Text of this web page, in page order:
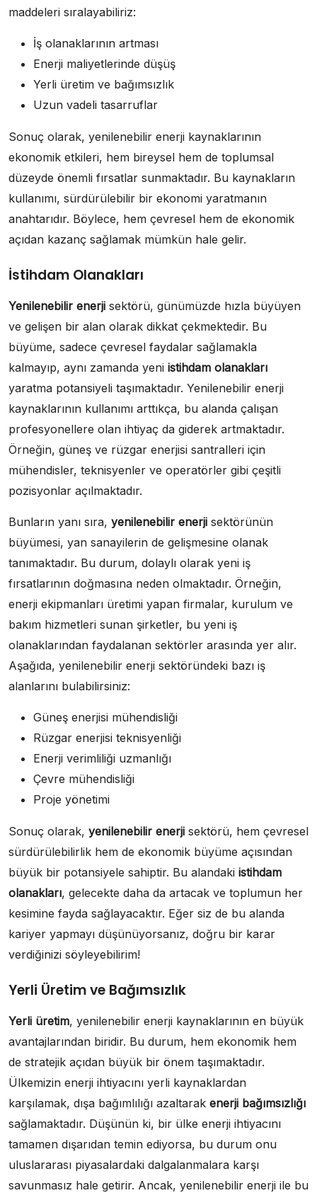
maddeleri sıralayabiliriz:
İş olanaklarının artması
Enerji maliyetlerinde düşüş
Yerli üretim ve bağımsızlık
Uzun vadeli tasarruflar
Sonuç olarak, yenilenebilir enerji kaynaklarının
ekonomik etkileri, hem bireysel hem de toplumsal
düzeyde önemli fırsatlar sunmaktadır. Bu kaynakların
kullanımı, sürdürülebilir bir ekonomi yaratmanın
anahtarıdır. Böylece, hem çevresel hem de ekonomik
açıdan kazanç sağlamak mümkün hale gelir.
İstihdam Olanakları
Yenilenebilir enerji sektörü, günümüzde hızla büyüyen
ve gelişen bir alan olarak dikkat çekmektedir. Bu
büyüme, sadece çevresel faydalar sağlamakla
kalmayıp, aynı zamanda yeni istihdam olanakları
yaratma potansiyeli taşımaktadır. Yenilenebilir enerji
kaynaklarının kullanımı arttıkça, bu alanda çalışan
profesyonellere olan ihtiyaç da giderek artmaktadır.
Örneğin, güneş ve rüzgar enerjisi santralleri için
mühendisler, teknisyenler ve operatörler gibi çeşitli
pozisyonlar açılmaktadır.
Bunların yanı sıra, yenilenebilir enerji sektörünün
büyümesi, yan sanayilerin de gelişmesine olanak
tanımaktadır. Bu durum, dolaylı olarak yeni iş
fırsatlarının doğmasına neden olmaktadır. Örneğin,
enerji ekipmanları üretimi yapan firmalar, kurulum ve
bakım hizmetleri sunan şirketler, bu yeni iş
olanaklarından faydalanan sektörler arasında yer alır.
Aşağıda, yenilenebilir enerji sektöründeki bazı iş
alanlarını bulabilirsiniz:
Güneş enerjisi mühendisliği
Rüzgar enerjisi teknisyenliği
Enerji verimliliği uzmanlığı
Çevre mühendisliği
Proje yönetimi
Sonuç olarak, yenilenebilir enerji sektörü, hem çevresel
sürdürülebilirlik hem de ekonomik büyüme açısından
büyük bir potansiyele sahiptir. Bu alandaki istihdam
olanakları, gelecekte daha da artacak ve toplumun her
kesimine fayda sağlayacaktır. Eğer siz de bu alanda
kariyer yapmayı düşünüyorsanız, doğru bir karar
verdiğinizi söyleyebilirim!
Yerli Üretim ve Bağımsızlık
Yerli üretim, yenilenebilir enerji kaynaklarının en büyük
avantajlarından biridir. Bu durum, hem ekonomik hem
de stratejik açıdan büyük bir önem taşımaktadır.
Ülkemizin enerji ihtiyacını yerli kaynaklardan
karşılamak, dışa bağımlılığı azaltarak enerji bağımsızlığı
sağlamaktadır. Düşünün ki, bir ülke enerji ihtiyacını
tamamen dışarıdan temin ediyorsa, bu durum onu
uluslararası piyasalardaki dalgalanmalara karşı
savunmasız hale getirir. Ancak, yenilenebilir enerji ile bu